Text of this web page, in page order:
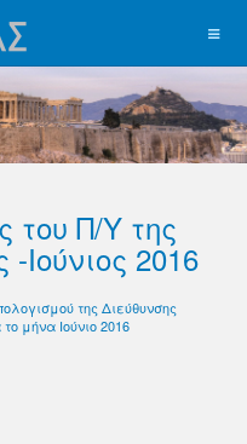
του Π/Υ της
2016
της Διεύθυνσης
μήνα Ιούνιο 2016